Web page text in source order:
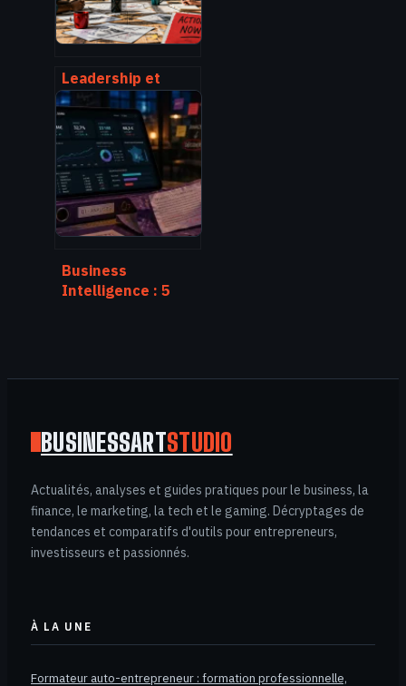
Leadership et
management : 4
piliers pour
transformer votre
influence en
résultats
Business
Intelligence : 5
BUSINESSARTSTUDIO
Actualités, analyses et guides pratiques pour le business, la
finance, le marketing, la tech et le gaming. Décryptages de
tendances et comparatifs d'outils pour entrepreneurs,
investisseurs et passionnés.
À LA UNE
Formateur auto-entrepreneur : formation professionnelle,